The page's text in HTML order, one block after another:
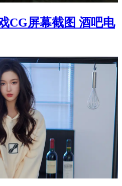
CG屏幕截图 酒吧电